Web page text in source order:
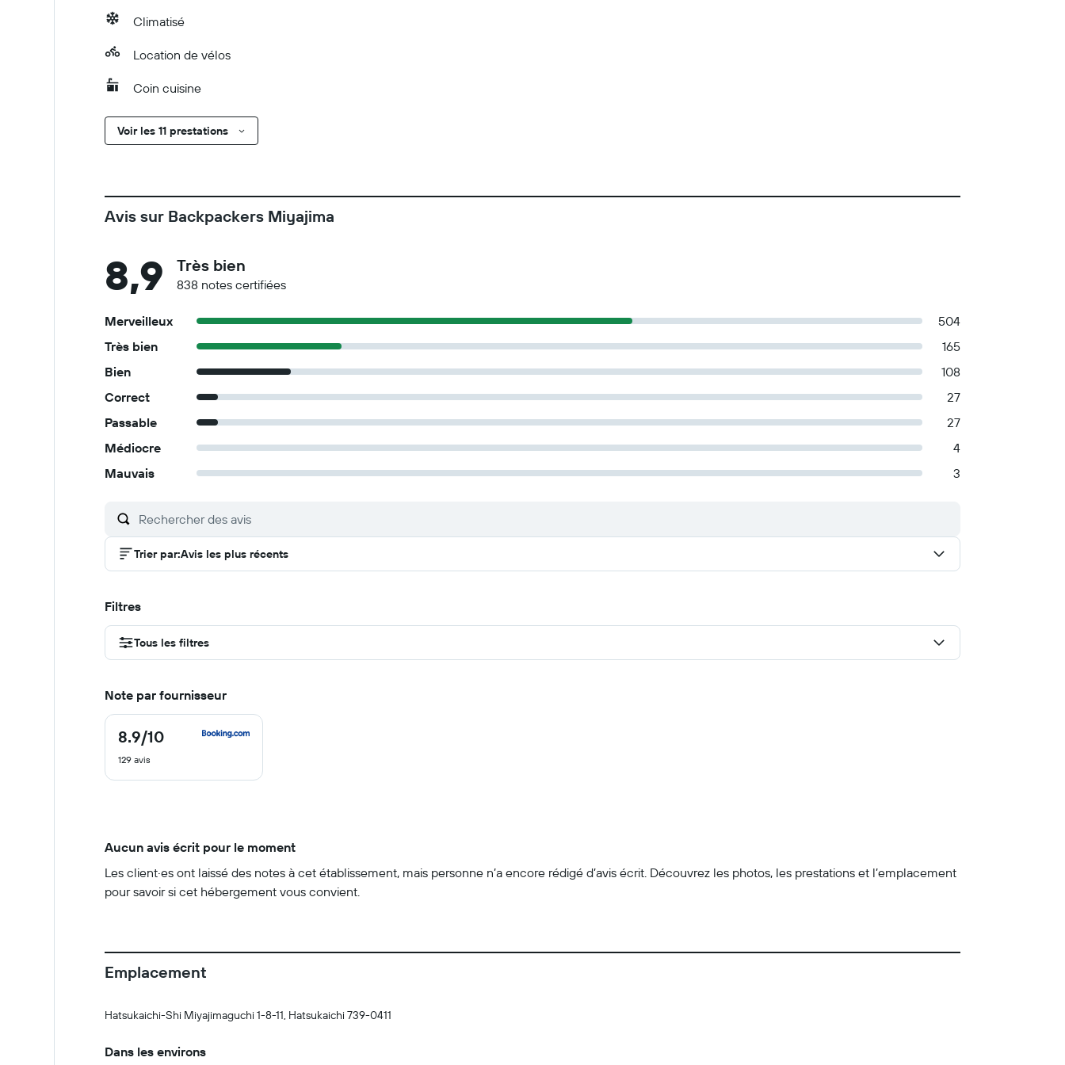
Climatisé
Location de vélos
Coin cuisine
Voir les 11 prestations
Avis sur Backpackers Miyajima
8,9 Très bien
838 notes certifiées
Merveilleux
504
Très bien
165
Bien
108
Correct
27
Passable
27
Médiocre
4
Mauvais
3
Trier par:Avis les plus récents
Filtres
Tous les filtres
Note par fournisseur
8.9/10
8.9
10
129 avis
Aucun avis écrit pour le moment
Les client·es ont laissé des notes à cet établissement, mais personne n’a encore rédigé d’avis écrit. Découvrez les photos, les prestations et l’emplacement
pour savoir si cet hébergement vous convient.
Emplacement
Hatsukaichi-Shi Miyajimaguchi 1-8-11, Hatsukaichi 739-0411
Dans les environs